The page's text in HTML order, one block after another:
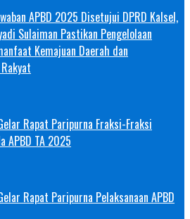
APBD 2025 Disetujui DPRD Kalsel,
Sulaiman Pastikan Pengelolaan
Kemajuan Daerah dan
Rapat Paripurna Fraksi-Fraksi
APBD TA 2025
Rapat Paripurna Pelaksanaan APBD